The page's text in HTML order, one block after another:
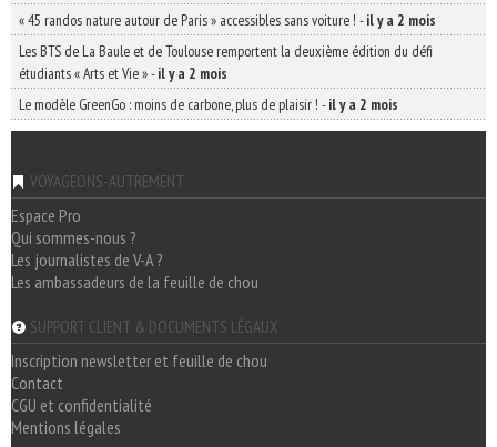
« 45 randos nature autour de Paris » accessibles sans voiture ! -il y a 2 mois
Les BTS de La Baule et de Toulouse remportent la deuxième édition du défi
étudiants « Arts et Vie »-il y a 2 mois
Le modèle GreenGo : moins de carbone, plus de plaisir ! -il y a 2 mois
VOYAGEONS-AUTREMENT
Espace Pro
Qui sommes-nous ?
Les journalistes de V-A ?
Les ambassadeurs de la feuille de chou
SUPPORT CLIENT & DOCUMENTS LÉGAUX
Inscription newsletter et feuille de chou
Contact
CGU et confidentialité
Mentions légales